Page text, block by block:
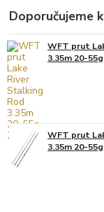
Doporučujeme
WFT prut
3.35m 20-
WFT prut
3.35m 20-